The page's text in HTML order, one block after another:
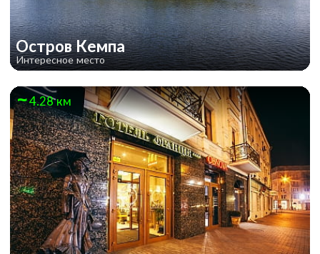
Остров Кемпа
Интересное место
4.28 км